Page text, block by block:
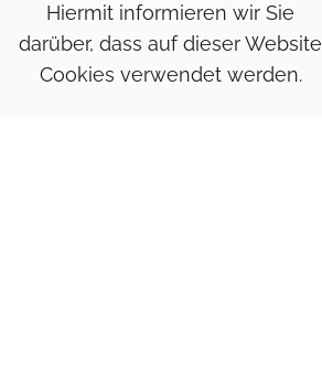
Hiermit informieren wir Sie
darüber, dass auf dieser Website
Cookies verwendet werden.
UNDER PRESSURE”
Bildung gegen
Antisemitismus und